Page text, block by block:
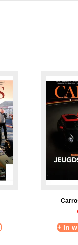
+ In